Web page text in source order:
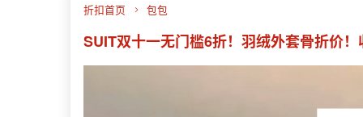
折扣首页 包包
SUIT双十一无门槛6折！羽绒外套骨折价